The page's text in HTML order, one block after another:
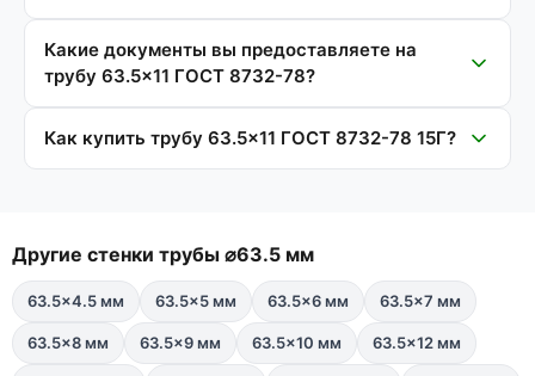
Какие документы вы предоставляете на
трубу 63.5×11 ГОСТ 8732-78?
Как купить трубу 63.5×11 ГОСТ 8732-78 15Г?
Другие стенки трубы ⌀63.5 мм
63.5×4.5 мм 63.5×5 мм 63.5×6 мм 63.5×7 мм
63.5×8 мм 63.5×9 мм 63.5×10 мм 63.5×12 мм